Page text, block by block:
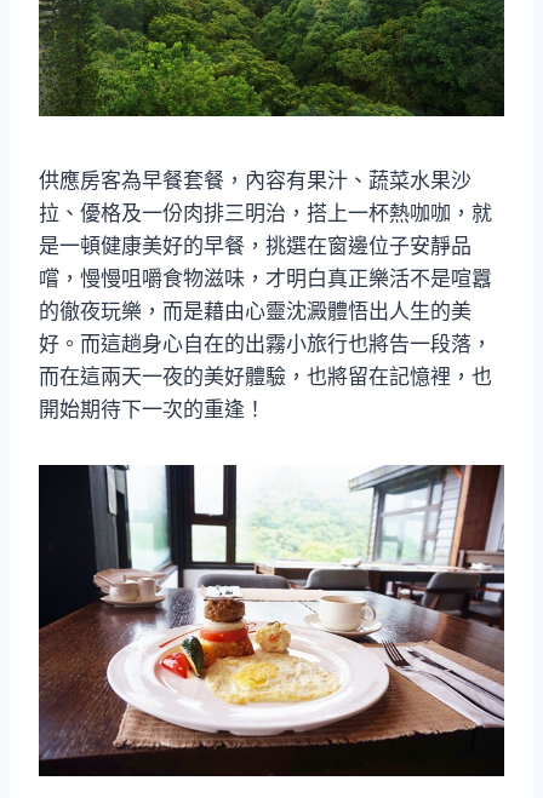
供應房客為早餐套餐，內容有果汁、蔬菜水果沙
拉、優格及一份肉排三明治，搭上一杯熱咖咖，就
是一頓健康美好的早餐，挑選在窗邊位子安靜品
嚐，慢慢咀嚼食物滋味，才明白真正樂活不是喧囂
的徹夜玩樂，而是藉由心靈沈澱體悟出人生的美
好。而這趟身心自在的出霧小旅行也將告一段落，
而在這兩天一夜的美好體驗，也將留在記憶裡，也
開始期待下一次的重逢！